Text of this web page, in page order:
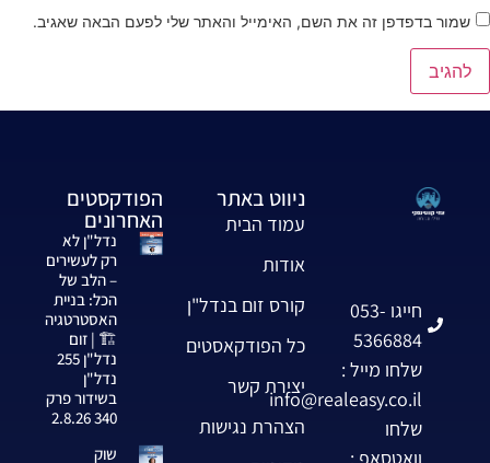
שמור בדפדפן זה את השם, האימייל והאתר שלי לפעם הבאה שאגיב.
חייגו 053-
5366884
שלחו מייל :
info@realeasy.co.il
שלחו
ניווט באתר
עמוד הבית
אודות
קורס זום בנדל"ן
כל הפודקאסטים
יצירת קשר
הצהרת נגישות
הפודקסטים
האחרונים
נדל"ן לא
רק לעשירים
– הלב של
הכל: בניית
האסטרטגיה
🏗️ | זום
נדל"ן 255
נדל"ן
בשידור פרק
340 2.8.26
שוק